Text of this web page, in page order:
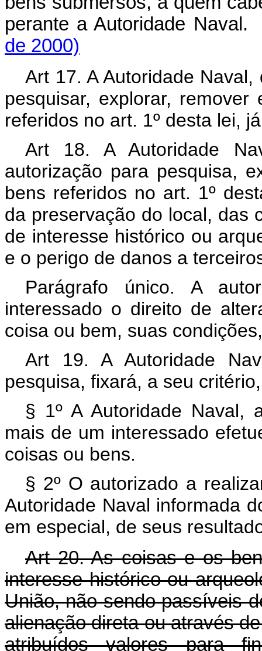
perante a Autoridade
de 2000)
Art 17. A Autoridade
pesquisar, explorar,
referidos no art. 1º desta lei,
Art 18. A Autoridade
autorização para pesquisa,
bens referidos no art. 1º
da preservação do local, das
de interesse histórico ou
e o perigo de danos a
Parágrafo único. A
interessado o direito de
coisa ou bem, suas
Art 19. A Autoridade
pesquisa, fixará, a seu
§ 1º A Autoridade Naval,
mais de um interessado
coisas ou bens.
§ 2º O autorizado a
Autoridade Naval informada
em especial, de seus
Art 20. As coisas e os
interesse histórico ou
União, não sendo passíveis
alienação direta ou através
atribuídos valores para